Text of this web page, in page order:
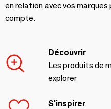
en relation avec vos
compte.
Découvrir
Les produits de
explorer
S'inspirer